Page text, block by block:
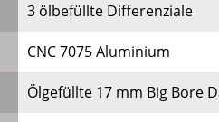
3 ölbefüllte Differenziale
CNC 7075 Aluminium
Ölgefüllte 17 mm Big Bore